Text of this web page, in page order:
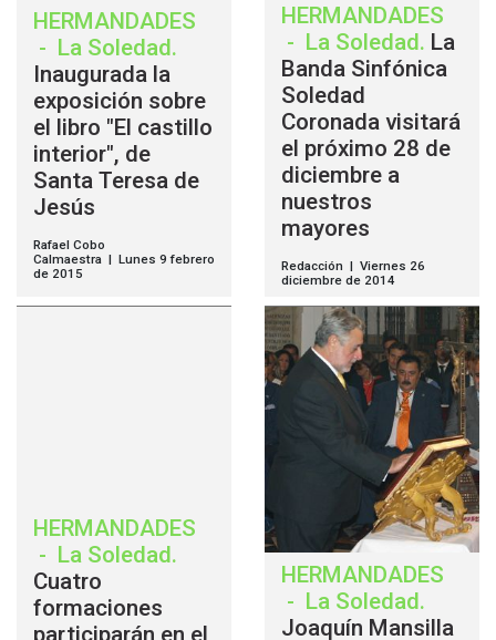
HERMANDADES
- La Soledad.
Inaugurada la
exposición sobre
el libro "El castillo
interior", de
Santa Teresa de
Jesús
Rafael Cobo
Calmaestra | Lunes 9 febrero
de 2015
HERMANDADES
- La Soledad. La
Banda Sinfónica
Soledad
Coronada visitará
el próximo 28 de
diciembre a
nuestros
mayores
Redacción | Viernes 26
diciembre de 2014
HERMANDADES
- La Soledad.
Cuatro
formaciones
participarán en el
HERMANDADES
- La Soledad.
Joaquín Mansilla